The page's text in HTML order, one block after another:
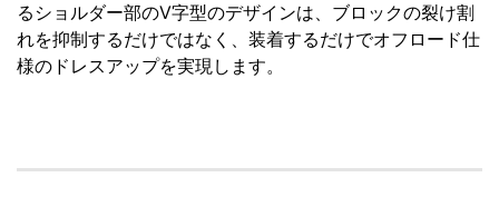
るショルダー部のV字型のデザインは、ブロックの裂け割
れを抑制するだけではなく、装着するだけでオフロード仕
様のドレスアップを実現します。